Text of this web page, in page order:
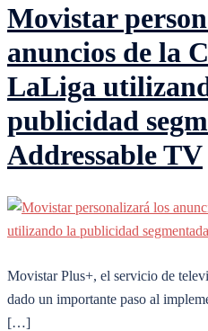
Movistar
anuncios de la
LaLiga
publicidad
Addressable TV
Movistar Plus+, el servicio de
dado un importante paso al
[…]